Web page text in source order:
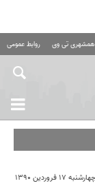
همشهری تی وی روابط عمومی
چهارشنبه ۱۷ فروردین ۱۳۹۰